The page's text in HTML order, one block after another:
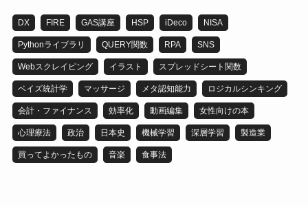
DX FIRE GAS講座 HSP iDeco NISA
Pythonライブラリ QUERY関数 RPA SNS
Webスクレイピング イラスト スプレッドシート関数
ベイズ統計学 マッサージ メタ認知能力 ロジカルシンキング
会計・ファイナンス 効率化 動画編集 女性向けの本
心理療法 政治 日本史 機械学習 深層学習 製造業
買ってよかったもの 音楽 食事法